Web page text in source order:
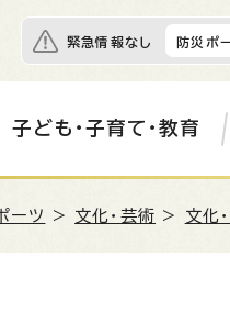
緊急情報なし 防災ポ
子ども・子育て・教育
ーツ > 文化・芸術 > 文化